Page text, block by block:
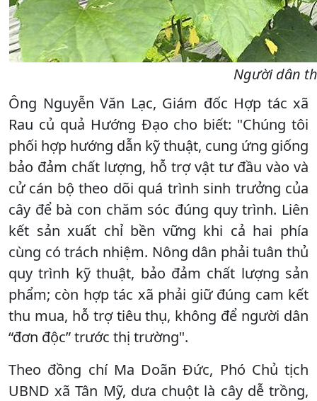
Người dân
Ông Nguyễn Văn Lạc, Giám đốc Hợp tác xã
Rau củ quả Hướng Đạo cho biết: "Chúng tôi
phối hợp hướng dẫn kỹ thuật, cung ứng giống
bảo đảm chất lượng, hỗ trợ vật tư đầu vào và
cử cán bộ theo dõi quá trình sinh trưởng của
cây để bà con chăm sóc đúng quy trình. Liên
kết sản xuất chỉ bền vững khi cả hai phía
cùng có trách nhiệm. Nông dân phải tuân thủ
quy trình kỹ thuật, bảo đảm chất lượng sản
phẩm; còn hợp tác xã phải giữ đúng cam kết
thu mua, hỗ trợ tiêu thụ, không để người dân
“đơn độc” trước thị trường".
Theo đồng chí Ma Doãn Đức, Phó Chủ tịch
UBND xã Tân Mỹ, dưa chuột là cây dễ trồng,